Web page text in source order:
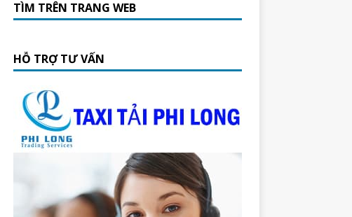
TÌM TRÊN TRANG WEB
HỖ TRỢ TƯ VẤN